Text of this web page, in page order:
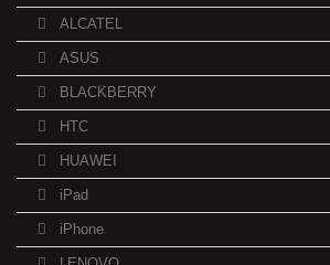
ALCATEL
ASUS
BLACKBERRY
HTC
HUAWEI
iPad
iPhone